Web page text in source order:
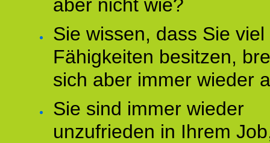
aber nicht wie?
Sie wissen, dass Sie
Fähigkeiten besitzen,
sich aber immer wieder
Sie sind immer wieder
unzufrieden in Ihrem